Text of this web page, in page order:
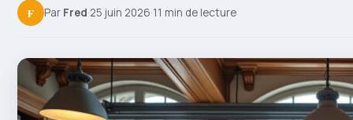
F Par Fred·25 juin 2026·11 min de lecture